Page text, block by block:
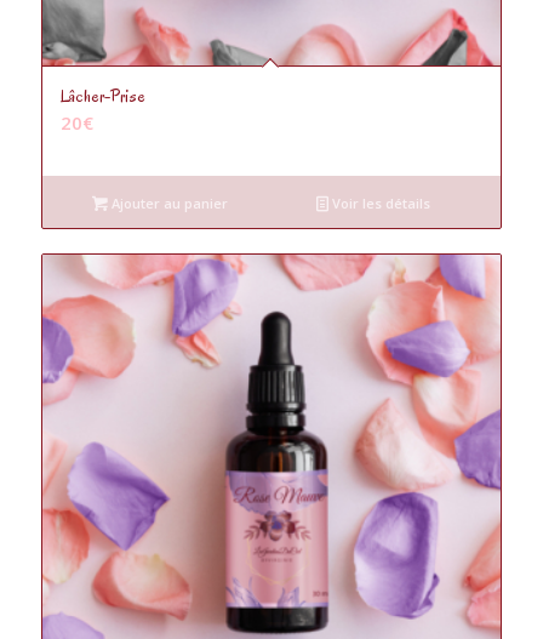
Lâcher-Prise
20€
Ajouter au panier Voir les détails